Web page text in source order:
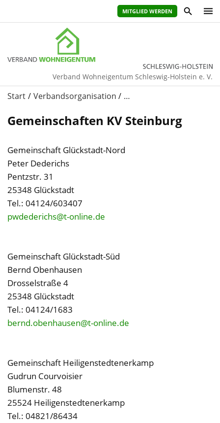
MITGLIED WERDEN
Verband Wohneigentum Schleswig-Holstein e. V.
Start Verbandsorganisation …
Gemeinschaften KV Steinburg
Gemeinschaft Glückstadt-Nord
Peter Dederichs
Pentzstr. 31
25348 Glückstadt
Tel.: 04124/603407
pwdederichs@t-online.de
Gemeinschaft Glückstadt-Süd
Bernd Obenhausen
Drosselstraße 4
25348 Glückstadt
Tel.: 04124/1683
bernd.obenhausen@t-online.de
Gemeinschaft Heiligenstedtenerkamp
Gudrun Courvoisier
Blumenstr. 48
25524 Heiligenstedtenerkamp
Tel.: 04821/86434